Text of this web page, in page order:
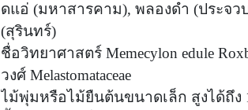
ดแอ่ (มหาสารคาม), พลองดํา (ประจว
(สุรินทร์)
ชื่อวิทยาศาสตร์ Memecylon edule
วงศ์ Melastomataceae
ไม้พุ่มหรือไม้ยืนต้นขนาดเล็ก สูงได้ถึง